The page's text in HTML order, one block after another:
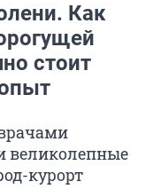
Как
стоит
великолепные
курорт